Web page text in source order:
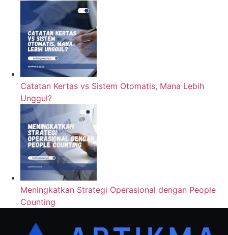
Catatan Kertas vs Sistem Otomatis, Mana Lebih
Unggul?
Meningkatkan Strategi Operasional dengan People
Counting